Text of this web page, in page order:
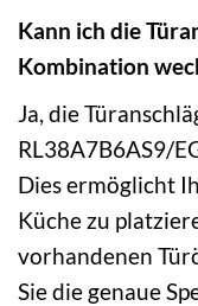
Kann ich die
Kombination
Ja, die
RL38A7B6AS9/
Dies ermöglicht
Küche zu
vorhandenen
Sie die genaue